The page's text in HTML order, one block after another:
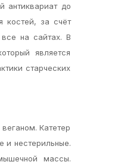
антиквариат до
костей, за счёт
на сайтах. В
является
старческих
Катетер
и нестерильные.
массы.